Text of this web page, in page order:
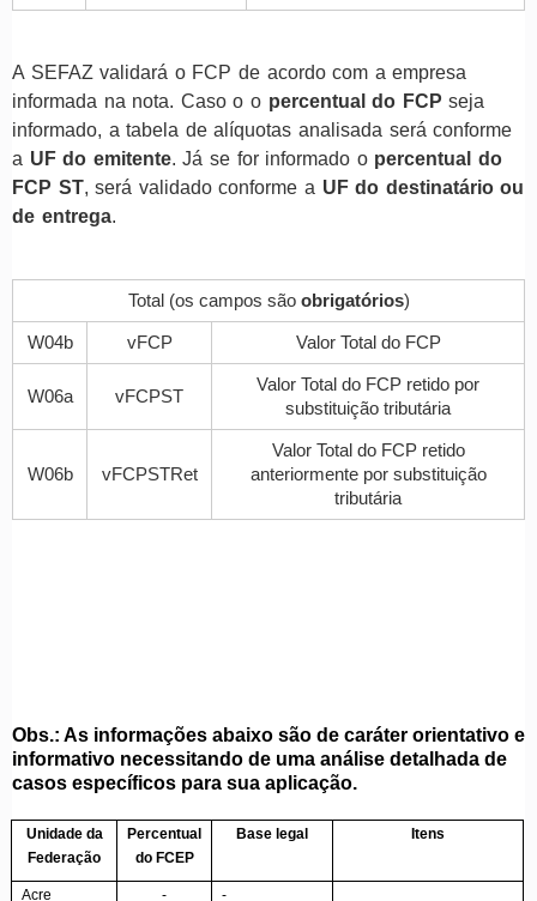
A SEFAZ validará o FCP de acordo com a empresa
informada na nota. Caso o o percentual do FCPseja
informado, a tabela de alíquotas analisada será conforme
a UF do emitente. Já se for informado o percentual do
FCP ST, será validado conforme a UF do destinatário ou
de entrega.
Total (os campos são obrigatórios)
W04b vFCP Valor Total do FCP
W06a vFCPST
Valor Total do FCP retido por
substituição tributária
W06b vFCPSTRet
Valor Total do FCP retido
anteriormente por substituição
tributária
Obs.: As informações abaixo são de caráter orientativo e
informativo necessitando de uma análise detalhada de
casos específicos para sua aplicação.
Unidade da
Federação
Percentual
do FCEP
Base legal Itens
Acre - -